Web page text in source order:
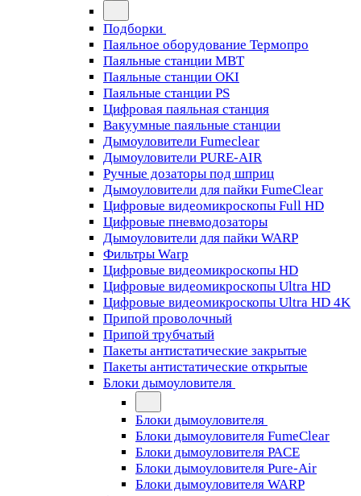
Подборки
Паяльное оборудование Термопро
Паяльные станции MBT
Паяльные станции OKI
Паяльные станции PS
Цифровая паяльная станция
Вакуумные паяльные станции
Дымоуловители Fumeclear
Дымоуловители PURE-AIR
Ручные дозаторы под шприц
Дымоуловители для пайки FumeClear
Цифровые видеомикроскопы Full HD
Цифровые пневмодозаторы
Дымоуловители для пайки WARP
Фильтры Warp
Цифровые видеомикроскопы HD
Цифровые видеомикроскопы Ultra HD
Цифровые видеомикроскопы Ultra HD 4K
Припой проволочный
Припой трубчатый
Пакеты антистатические закрытые
Пакеты антистатические открытые
Блоки дымоуловителя
Блоки дымоуловителя
Блоки дымоуловителя FumeClear
Блоки дымоуловителя PACE
Блоки дымоуловителя Pure-Air
Блоки дымоуловителя WARP